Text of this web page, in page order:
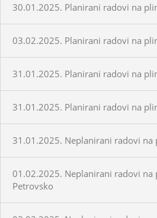
30.01.2025. Planirani radovi na
03.02.2025. Planirani radovi na
31.01.2025. Planirani radovi na
31.01.2025. Planirani radovi na
31.01.2025. Neplanirani radovi na
01.02.2025. Neplanirani radovi na
Petrovsko